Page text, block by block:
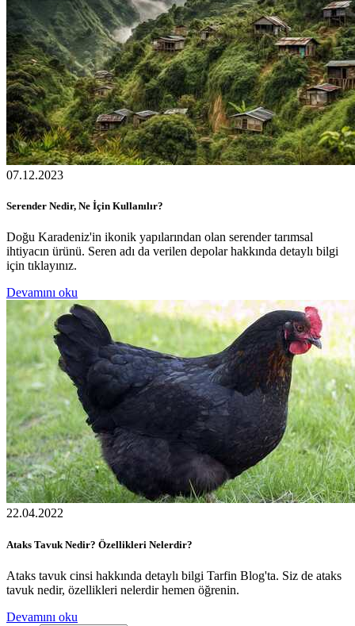
07.12.2023
Serender Nedir, Ne İçin Kullanılır?
Doğu Karadeniz'in ikonik yapılarından olan serender tarımsal
ihtiyacın ürünü. Seren adı da verilen depolar hakkında detaylı bilgi
için tıklayınız.
Devamını oku
22.04.2022
Ataks Tavuk Nedir? Özellikleri Nelerdir?
Ataks tavuk cinsi hakkında detaylı bilgi Tarfin Blog'ta. Siz de ataks
tavuk nedir, özellikleri nelerdir hemen öğrenin.
Devamını oku